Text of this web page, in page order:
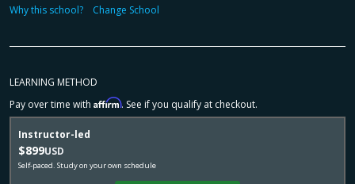
Why this school? Change School
LEARNING METHOD
Pay over time with Affirm. See if you qualify at checkout.
Instructor-led
$899USD
Self-paced. Study on your own schedule